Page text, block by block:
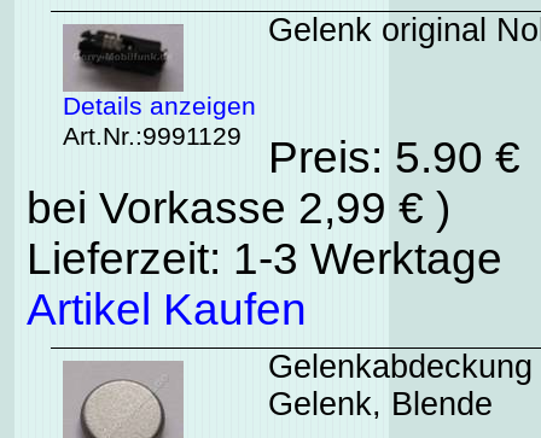
Details anzeigen
Art.Nr.:9991129
Gelenk original
Preis: 5.90
bei Vorkasse 2,99 € )
Lieferzeit: 1-3 Werktage
Artikel Kaufen
Gelenk, Blende